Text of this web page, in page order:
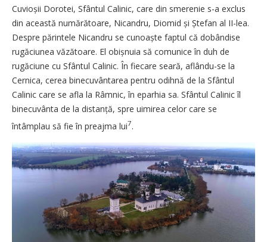
Cuvioșii Dorotei, Sfântul Calinic, care din smerenie s-a exclus
din această numărătoare, Nicandru, Diomid și Ștefan al II-lea.
Despre părintele Nicandru se cunoaște faptul că dobândise
rugăciunea văzătoare. El obișnuia să comunice în duh de
rugăciune cu Sfântul Calinic. În fiecare seară, aflându-se la
Cernica, cerea binecuvântarea pentru odih­nă de la Sfântul
Calinic care se afla la Râmnic, în eparhia sa. Sfântul Calinic îl
binecuvânta de la distanță, spre uimirea celor care se
întâmplau să fie în preajma lui7.